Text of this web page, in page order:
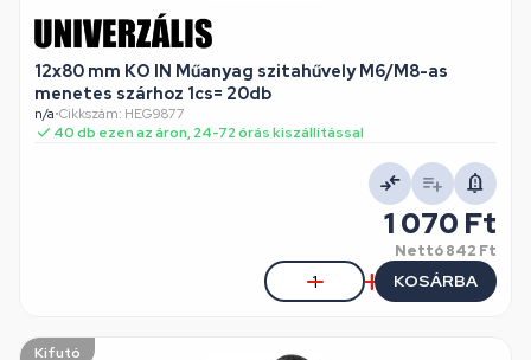
12x80 mm KO IN Műanyag szitahűvely M6/M8-as
menetes szárhoz 1cs= 20db
n/a•Cikkszám: HEG9877
40 db ezen az áron, 24-72 órás kiszállítással
1 070 Ft
Nettó842 Ft
KOSÁRBA
Kifutó